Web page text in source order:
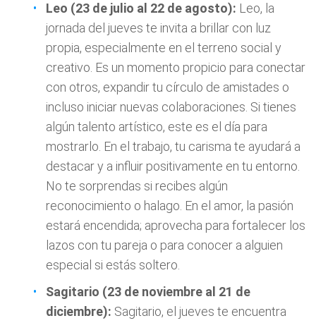
Leo (23 de julio al 22 de agosto): Leo, la
jornada del jueves te invita a brillar con luz
propia, especialmente en el terreno social y
creativo. Es un momento propicio para conectar
con otros, expandir tu círculo de amistades o
incluso iniciar nuevas colaboraciones. Si tienes
algún talento artístico, este es el día para
mostrarlo. En el trabajo, tu carisma te ayudará a
destacar y a influir positivamente en tu entorno.
No te sorprendas si recibes algún
reconocimiento o halago. En el amor, la pasión
estará encendida; aprovecha para fortalecer los
lazos con tu pareja o para conocer a alguien
especial si estás soltero.
Sagitario (23 de noviembre al 21 de
diciembre): Sagitario, el jueves te encuentra